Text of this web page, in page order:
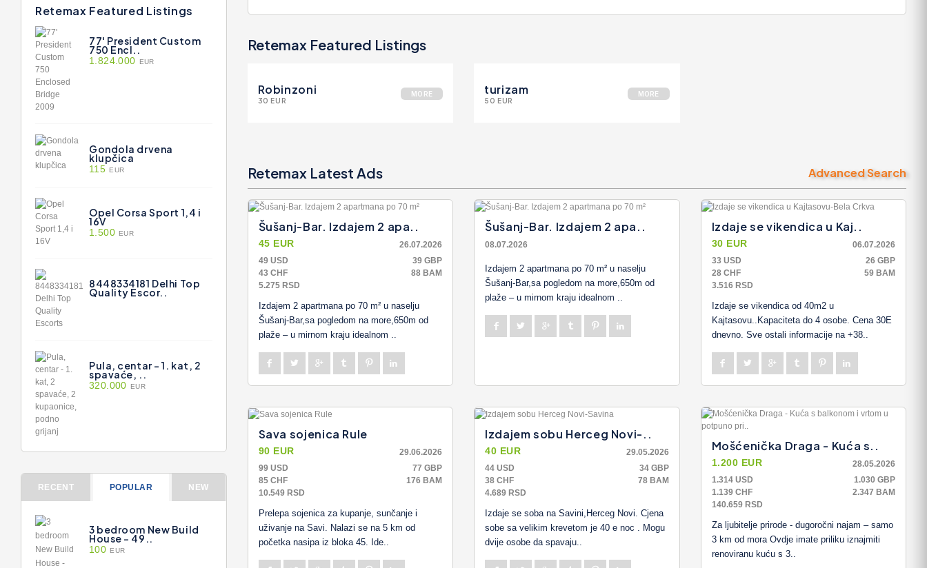
Retemax Featured Listings
77' President Custom
750 Encl..
1.824.000 EUR
Gondola drvena
klupčica
115 EUR
Opel Corsa Sport 1,4 i
16V
1.500 EUR
8448334181 Delhi Top
Quality Escor..
Pula, centar - 1. kat, 2
spavaće, ..
320.000 EUR
RECENT POPULAR NEW
3 bedroom New Build
House - 49..
100 EUR
Retemax Featured Listings
MORE
Robinzoni
30 EUR
MORE
turizam
50 EUR
Advanced Search
Retemax Latest Ads
Šušanj-Bar. Izdajem 2 apa..
45 EUR
26.07.2026
49 USD
39 GBP
43 CHF
88 BAM
5.275 RSD
Izdajem 2 apartmana po 70 m² u naselju
Šušanj-Bar,sa pogledom na more,650m od
plaže – u mirnom kraju idealnom ..
Šušanj-Bar. Izdajem 2 apa..
08.07.2026
Izdajem 2 apartmana po 70 m² u naselju
Šušanj-Bar,sa pogledom na more,650m od
plaže – u mirnom kraju idealnom ..
Izdaje se vikendica u Kaj..
30 EUR
06.07.2026
33 USD
26 GBP
28 CHF
59 BAM
3.516 RSD
Izdaje se vikendica od 40m2 u
Kajtasovu..Kapaciteta do 4 osobe. Cena 30E
dnevno. Sve ostali informacije na +38..
Sava sojenica Rule
90 EUR
29.06.2026
99 USD
77 GBP
85 CHF
176 BAM
10.549 RSD
Prelepa sojenica za kupanje, sunčanje i
uživanje na Savi. Nalazi se na 5 km od
početka nasipa iz bloka 45. Ide..
Izdajem sobu Herceg Novi-..
40 EUR
29.05.2026
44 USD
34 GBP
38 CHF
78 BAM
4.689 RSD
Izdaje se soba na Savini,Herceg Novi. Cjena
sobe sa velikim krevetom je 40 e noc . Mogu
dvije osobe da spavaju..
Mošćenička Draga - Kuća s..
1.200 EUR
28.05.2026
1.314 USD
1.030 GBP
1.139 CHF
2.347 BAM
140.659 RSD
Za ljubitelje prirode - dugoročni najam – samo
3 km od mora Ovdje imate priliku iznajmiti
renoviranu kuću s 3..